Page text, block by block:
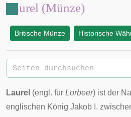
Laurel (Münze)
Britische Münze Historische
Laurel (engl. für Lorbeer) ist der
englischen König Jakob I.